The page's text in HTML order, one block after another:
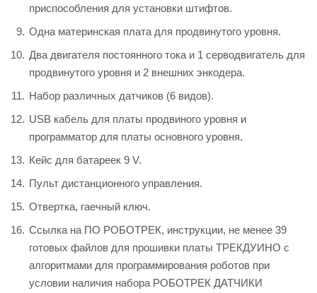
приспособления для установки штифтов.
Одна материнская плата для продвинутого уровня.
Два двигателя постоянного тока и 1 серводвигатель для
продвинутого уровня и 2 внешних энкодера.
Набор различных датчиков (6 видов).
USB кабель для платы продвиного уровня и
программатор для платы основного уровня.
Кейс для батареек 9 V.
Пульт дистанционного управления.
Отвертка, гаечный ключ.
Ссылка на ПО РОБОТРЕК, инструкции, не менее 39
готовых файлов для прошивки платы ТРЕКДУИНО с
алгоритмами для программирования роботов при
условии наличия набора РОБОТРЕК ДАТЧИКИ